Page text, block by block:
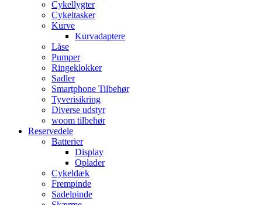
Cykellygter
Cykeltasker
Kurve
Kurvadaptere
Låse
Pumper
Ringeklokker
Sadler
Smartphone Tilbehør
Tyverisikring
Diverse udstyr
woom tilbehør
Reservedele
Batterier
Display
Oplader
Cykeldæk
Frempinde
Sadelpinde